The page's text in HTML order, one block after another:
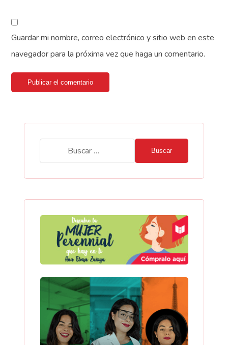
Guardar mi nombre, correo electrónico y sitio web en este
navegador para la próxima vez que haga un comentario.
Publicar el comentario
Buscar